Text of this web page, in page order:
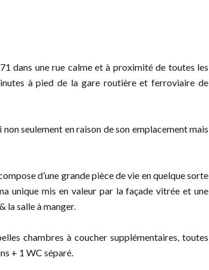
dans une rue calme et à proximité de toutes les
à pied de la gare routière et ferroviaire de
seulement en raison de son emplacement mais
d’une grande pièce de vie en quelque sorte
unique mis en valeur par la façade vitrée et une
la salle à manger.
chambres à coucher supplémentaires, toutes
+ 1 WC séparé.